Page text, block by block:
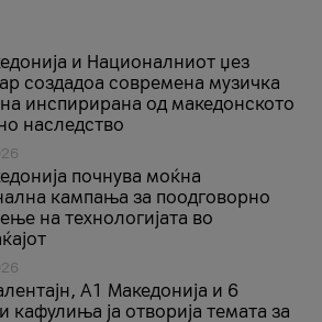
и Националниот џез
создадоа современа музичка
инспирирана од македонското
наследство
почнува моќна
кампања за поодговорно
на технологијата во
A1 Македонија и 6
кафулиња ја отворија темата за